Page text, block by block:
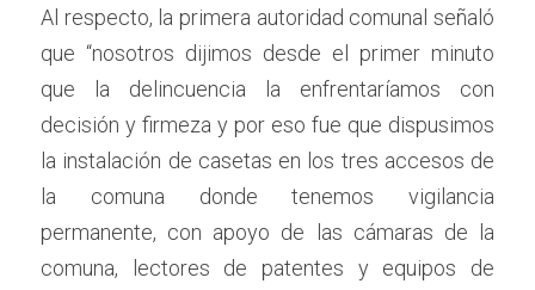
Al respecto, la primera autoridad comunal señaló
que “nosotros dijimos desde el primer minuto
que la delincuencia la enfrentaríamos con
decisión y firmeza y por eso fue que dispusimos
la instalación de casetas en los tres accesos de
la comuna donde tenemos vigilancia
permanente, con apoyo de las cámaras de la
comuna, lectores de patentes y equipos de